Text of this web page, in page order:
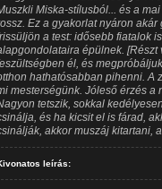
Miska-stílusból... és a
Ez a gyakorlat nyáron
a test: idősebb fiatalok
épülnek. [Részt
él, és
hathatósabban pihenni. A
mesterségünk. Jóleső érzés a
tetszik, sokkal
és ha kicsit el is fárad,
akkor muszáj kitartani,
leírás: